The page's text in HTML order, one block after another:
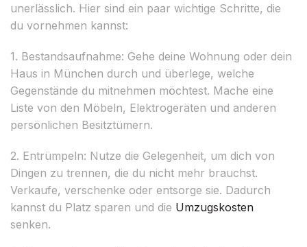
unerlässlich. Hier sind ein paar wichtige Schritte, die
du vornehmen kannst:
1. Bestandsaufnahme: Gehe deine Wohnung oder dein
Haus in München durch und überlege, welche
Gegenstände du mitnehmen möchtest. Mache eine
Liste von den Möbeln, Elektrogeräten und anderen
persönlichen Besitztümern.
2. Entrümpeln: Nutze die Gelegenheit, um dich von
Dingen zu trennen, die du nicht mehr brauchst.
Verkaufe, verschenke oder entsorge sie. Dadurch
kannst du Platz sparen und die Umzugskosten
senken.